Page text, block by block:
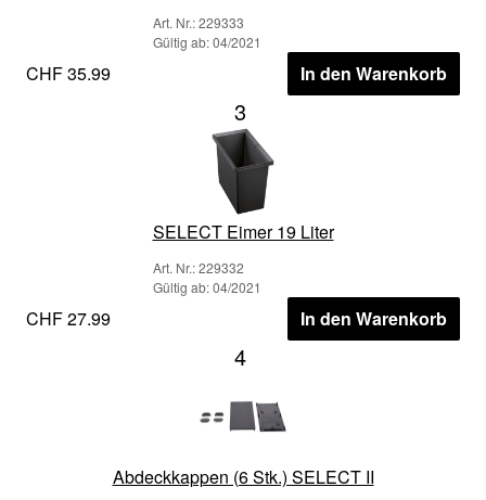
Art. Nr.: 229333
Gültig ab: 04/2021
CHF 35.99 In den Warenkorb
3
SELECT Eimer 19 Liter
Art. Nr.: 229332
Gültig ab: 04/2021
CHF 27.99 In den Warenkorb
4
Abdeckkappen (6 Stk.) SELECT II